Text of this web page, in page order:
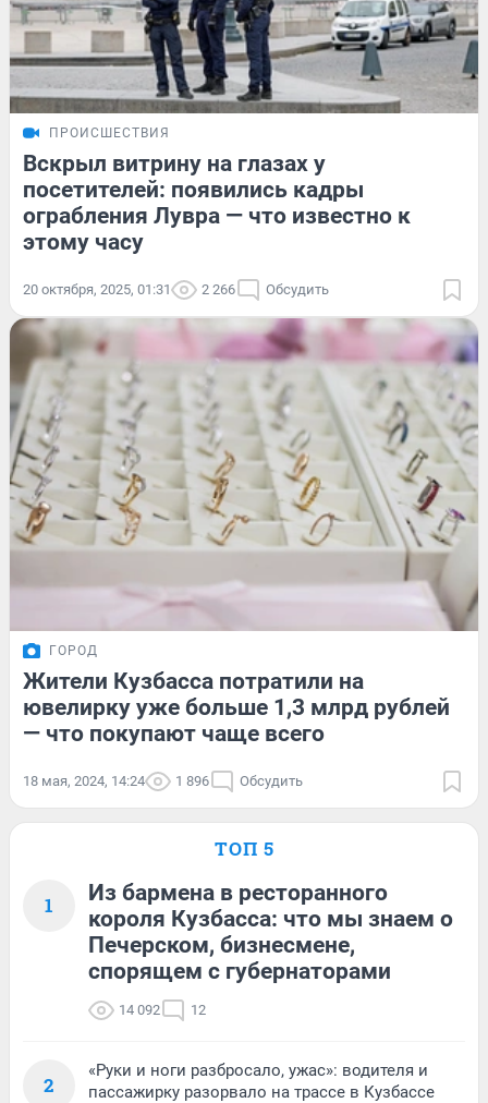
ПРОИСШЕСТВИЯ
Вскрыл витрину на глазах у
посетителей: появились кадры
ограбления Лувра — что известно к
этому часу
20 октября, 2025, 01:31 2 266 Обсудить
ГОРОД
Жители Кузбасса потратили на
ювелирку уже больше 1,3 млрд рублей
— что покупают чаще всего
18 мая, 2024, 14:24 1 896 Обсудить
ТОП 5
1
Из бармена в ресторанного
короля Кузбасса: что мы знаем о
Печерском, бизнесмене,
спорящем с губернаторами
14 092 12
2
«Руки и ноги разбросало, ужас»: водителя и
пассажирку разорвало на трассе в Кузбассе